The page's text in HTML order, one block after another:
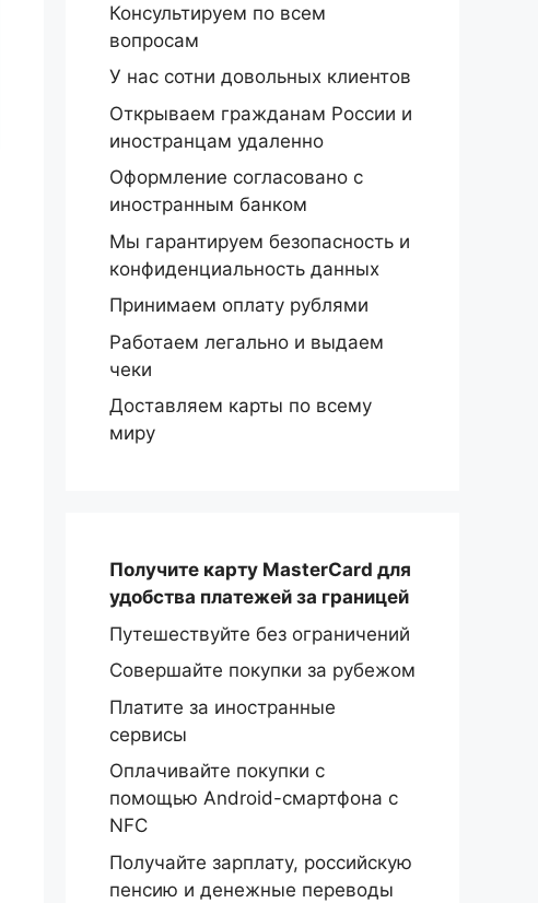
Консультируем по всем
вопросам
У нас сотни довольных клиентов
Открываем гражданам России и
иностранцам удаленно
Оформление согласовано с
иностранным банком
Мы гарантируем безопасность и
конфиденциальность данных
Принимаем оплату рублями
Работаем легально и выдаем
чеки
Доставляем карты по всему
миру
Получите карту MasterCard для
удобства платежей за границей
Путешествуйте без ограничений
Совершайте покупки за рубежом
Платите за иностранные
сервисы
Оплачивайте покупки с
помощью Android-смартфона с
NFC
Получайте зарплату, российскую
пенсию и денежные переводы